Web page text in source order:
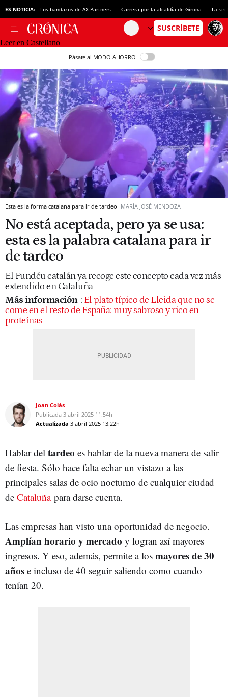
ES NOTICIA: Los bandazos de AX Partners Carrera por la alcaldía de Girona La
Leer en Castellano
Pásate al MODO AHORRO
Esta es la forma catalana para ir de tardeo MARÍA JOSÉ MENDOZA
No está aceptada, pero ya se usa:
esta es la palabra catalana para ir
de tardeo
El Fundéu catalán ya recoge este concepto cada vez más
extendido en Cataluña
Más información : El plato típico de Lleida que no se
come en el resto de España: muy sabroso y rico en
proteínas
Joan Colás
Publicada 3 abril 2025 11:54h
Actualizada 3 abril 2025 13:22h
Hablar del tardeo es hablar de la nueva manera de salir
de fiesta. Sólo hace falta echar un vistazo a las
principales salas de ocio nocturno de cualquier ciudad
de Cataluñapara darse cuenta.
Las empresas han visto una oportunidad de negocio.
Amplían horario y mercado y logran así mayores
ingresos. Y eso, además, permite a los mayores de 30
años e incluso de 40 seguir saliendo como cuando
tenían 20.